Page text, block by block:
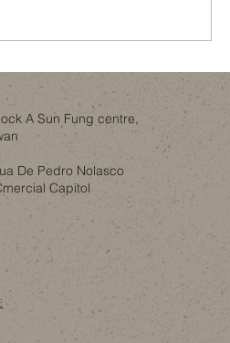
樓底8呎都可以有「可開
A Sun Fung centre,
De Pedro Nolasco
Capitol